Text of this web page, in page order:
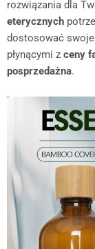
rozwiązania dla
eterycznych
dostosować
płynącymi z ceny
posprzedażna.